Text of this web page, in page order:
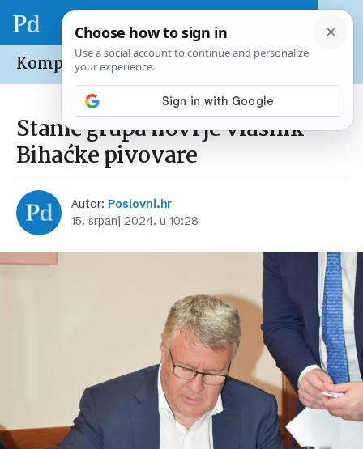
Kompanije /Domaće
Stanić grupa novi je vlasnik
Bihaćke pivovare
Autor: Poslovni.hr
15. srpanj 2024. u 10:28